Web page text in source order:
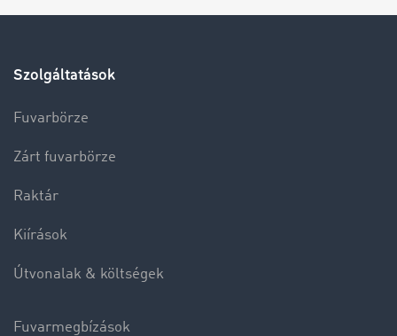
Szolgáltatások
Fuvarbörze
Zárt fuvarbörze
Raktár
Kiírások
Útvonalak & költségek
Fuvarmegbízások